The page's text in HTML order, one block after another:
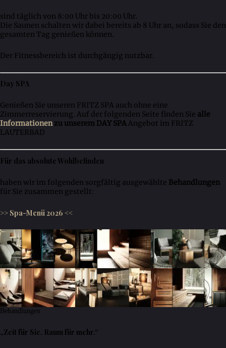
sind täglich von 8:00 Uhr bis 20:00 Uhr.
Die Saunen schalten wir dabei bereits ab 8 Uhr an, sodass Sie den
gesamten Tag genießen können.
Der Fitnessbereich ist durchgängig nutzbar.
Day SPA
Genießen Sie unseren FRITZ SPA auch ohne eine
Zimmerreservierung. Auf der folgenden Seite finden Sie alle
Informationenzu unserem DAY SPAAngebot im FRITZ
LAUTERBAD
Für das absolute Wohlbefinden
haben wir im folgenden sorgfältig ausgewählte Behandlungen
für Sie zusammen gestellt:
>> Spa-Menü 2026 <<
Behandlungen
„Zeit für Sie. Raum für mehr.“